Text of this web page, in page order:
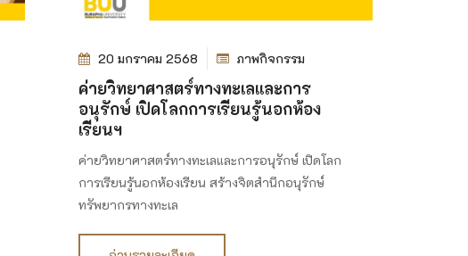
20 มกราคม 2568 ภาพกิจกรรม
ค่ายวิทยาศาสตร์ทางทะเลและการ
อนุรักษ์ เปิดโลกการเรียนรู้นอกห้อง
เรียนฯ
ค่ายวิทยาศาสตร์ทางทะเลและการอนุรักษ์ เปิดโลก
การเรียนรู้นอกห้องเรียน สร้างจิตสำนึกอนุรักษ์
ทรัพยากรทางทะเล